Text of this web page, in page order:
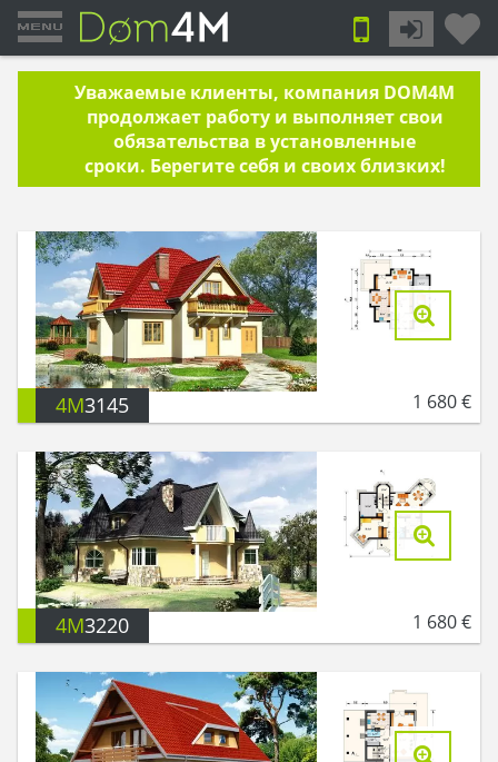
Уважаемые клиенты, компания DOM4M
продолжает работу и выполняет свои
обязательства в установленные
сроки. Берегите себя и своих близких!
4M3145 1 680€
4M3220 1 680€